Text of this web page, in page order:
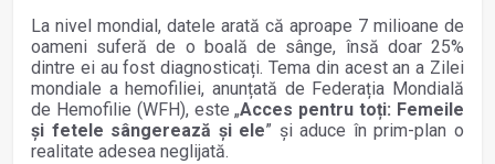
La nivel mondial, datele arată că aproape 7 milioane de
oameni suferă de o boală de sânge, însă doar 25%
dintre ei au fost diagnosticați. Tema din acest an a Zilei
mondiale a hemofiliei, anunțată de Federația Mondială
de Hemofilie (WFH), este „Acces pentru toți: Femeile
și fetele sângerează și ele” și aduce în prim-plan o
realitate adesea neglijată.